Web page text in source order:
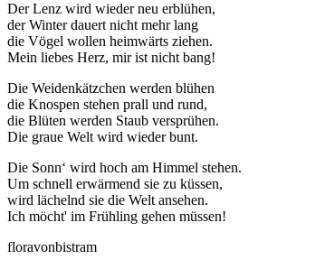
Der Lenz wird wieder neu erblühen,
der Winter dauert nicht mehr lang
die Vögel wollen heimwärts ziehen.
Mein liebes Herz, mir ist nicht bang!
Die Weidenkätzchen werden blühen
die Knospen stehen prall und rund,
die Blüten werden Staub versprühen.
Die graue Welt wird wieder bunt.
Die Sonn‘ wird hoch am Himmel stehen.
Um schnell erwärmend sie zu küssen,
wird lächelnd sie die Welt ansehen.
Ich möcht' im Frühling gehen müssen!
floravonbistram